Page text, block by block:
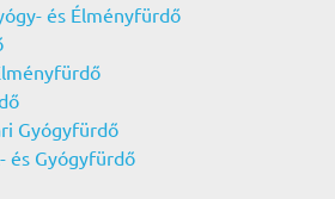
és Élményfürdő
Gyógyfürdő
és Gyógyfürdő